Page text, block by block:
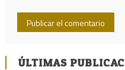
ÚLTIMAS